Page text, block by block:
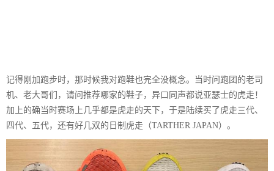
记得刚加跑步时，那时候我对跑鞋也完全没概念。当时问跑团的老司
机、老大哥们，请问推荐哪家的鞋子，异口同声都说亚瑟士的虎走！
加上的确当时赛场上几乎都是虎走的天下，于是陆续买了虎走三代、
四代、五代，还有好几双的日制虎走（TARTHER JAPAN）。